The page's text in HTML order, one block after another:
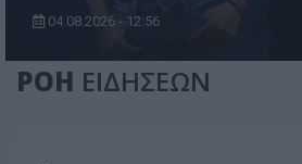
04.08.2026 - 12:56
ΡΟΗ ΕΙΔΗΣΕΩΝ